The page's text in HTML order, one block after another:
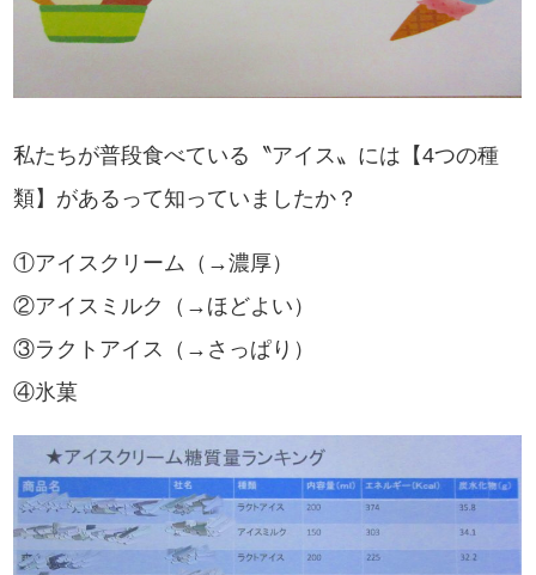
私たちが普段食べている〝アイス〟には【4つの種
類】があるって知っていましたか？
①アイスクリーム（→濃厚）
②アイスミルク（→ほどよい）
③ラクトアイス（→さっぱり）
④氷菓